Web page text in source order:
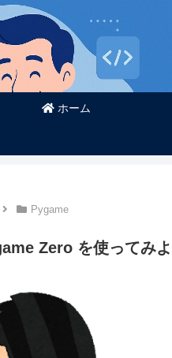
ホーム
Pygame
Zero を使ってみ